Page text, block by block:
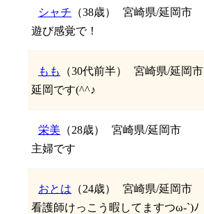
シャチ （38歳）
宮崎県/延岡市
遊び感覚で！
もも （30代前半）
宮崎県/延岡市
延岡です(^^♪
栄美 （28歳）
宮崎県/延岡市
主婦です
おとは （24歳）
宮崎県/延岡市
看護師けっこう暇してますつω-`)ﾉ